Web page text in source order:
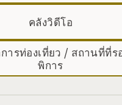
คลังวิดีโอ
ารท่องเที่ยว / สถานที่ที่ร
พิการ